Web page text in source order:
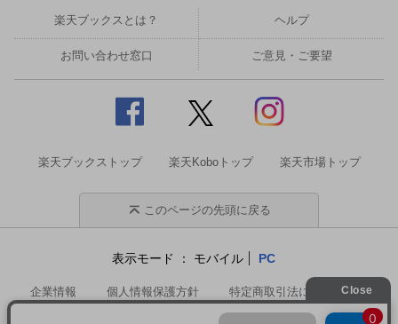
楽天ブックスとは？ ヘルプ
お問い合わせ窓口 ご意見・ご要望
楽天ブックストップ 楽天Koboトップ 楽天市場トップ
このページの先頭に戻る
表示モード モバイル PC
企業情報 個人情報保護方針
特定商取引法に基づく表記
サステナビリティ